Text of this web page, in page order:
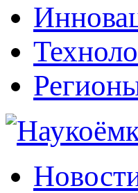
Наукоёмкие технологии: